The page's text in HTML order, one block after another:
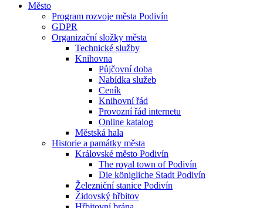
Město
Program rozvoje města Podivín
GDPR
Organizační složky města
Technické služby
Knihovna
Půjčovní doba
Nabídka služeb
Ceník
Knihovní řád
Provozní řád internetu
Online katalog
Městská hala
Historie a památky města
Královské město Podivín
The royal town of Podivín
Die königliche Stadt Podivín
Železniční stanice Podivín
Židovský hřbitov